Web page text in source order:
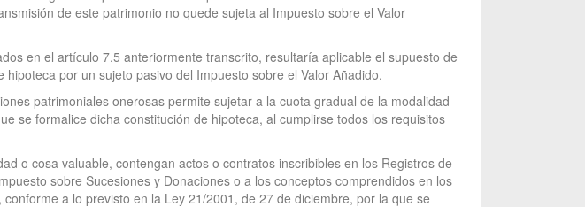
de este patrimonio no quede sujeta al Impuesto sobre el Valor
en el artículo 7.5 anteriormente transcrito, resultaría aplicable el supuesto de
por un sujeto pasivo del Impuesto sobre el Valor Añadido.
patrimoniales onerosas permite sujetar a la cuota gradual de la modalidad
se formalice dicha constitución de hipoteca, al cumplirse todos los requisitos
o cosa valuable, contengan actos o contratos inscribibles en los Registros de
sobre Sucesiones y Donaciones o a los conceptos comprendidos en los
a lo previsto en la Ley 21/2001, de 27 de diciembre, por la que se